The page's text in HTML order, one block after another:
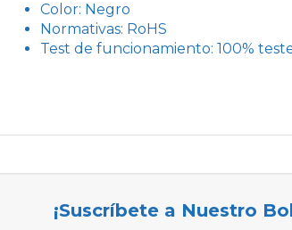
Color: Negro
Normativas: RoHS
Test de funcionamiento: 100%
¡Suscríbete a Nuestro